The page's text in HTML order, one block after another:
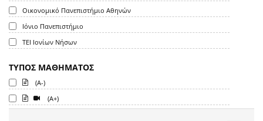
Οικονομικό Πανεπιστήμιο Αθηνών
Ιόνιο Πανεπιστήμιο
ΤΕΙ Ιονίων Νήσων
ΤΥΠΟΣ ΜΑΘΗΜΑΤΟΣ
(A-)
(A+)